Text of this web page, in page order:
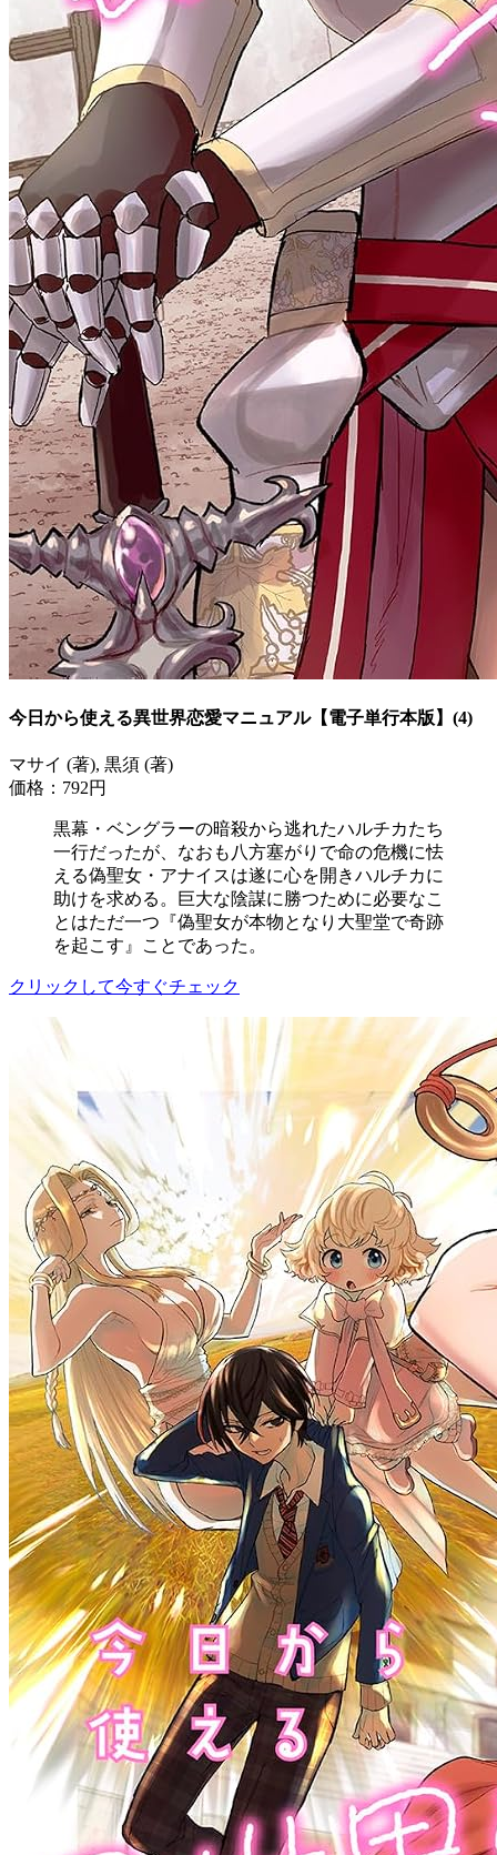
今日から使える異世界恋愛マニュアル【電子単行本版】(4)
マサイ (著), 黒須 (著)
価格：792円
黒幕・ベングラーの暗殺から逃れたハルチカたち
一行だったが、なおも八方塞がりで命の危機に怯
える偽聖女・アナイスは遂に心を開きハルチカに
助けを求める。巨大な陰謀に勝つために必要なこ
とはただ一つ『偽聖女が本物となり大聖堂で奇跡
を起こす』ことであった。
クリックして今すぐチェック